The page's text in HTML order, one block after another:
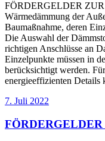
FÖRDERGELDER
Wärmedämmung der
Baumaßnahme, deren
Die Auswahl der
richtigen Anschlüsse an
Einzelpunkte müssen in
berücksichtigt werden.
energieeffizienten
7. Juli 2022